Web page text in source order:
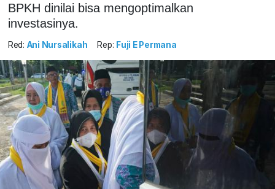
BPKH dinilai bisa mengoptimalkan
investasinya.
Red: Ani Nursalikah Rep: Fuji E Permana